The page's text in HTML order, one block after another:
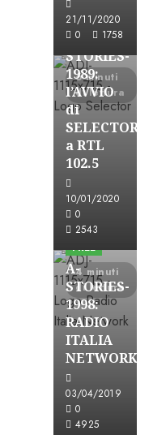
21/11/2020
0
1758
6 minuti
di lettura
FREE
A-
STORIES-
1989:
l’AVVIO
di
SELECTOR
a RTL
102.5
10/01/2020
0
2543
4 minuti
di lettura
A-Stories
Formazione
FREE
A-
STORIES-
1998:
RADIO
ITALIA
NETWORK
03/04/2019
0
4925
A-Stories
FREE
A-
STORIES-